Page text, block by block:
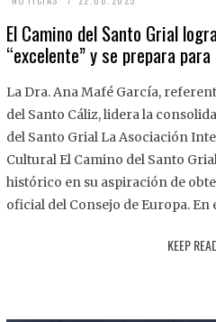
.
8
2
2
El Camino del Santo Grial
“excelente” y se prepara
La Dra. Ana Mafé García,
del Santo Cáliz, lidera la
del Santo Grial La Asociación
Cultural El Camino del Santo
histórico en su aspiración de
oficial del Consejo de Europa. En
KEEP